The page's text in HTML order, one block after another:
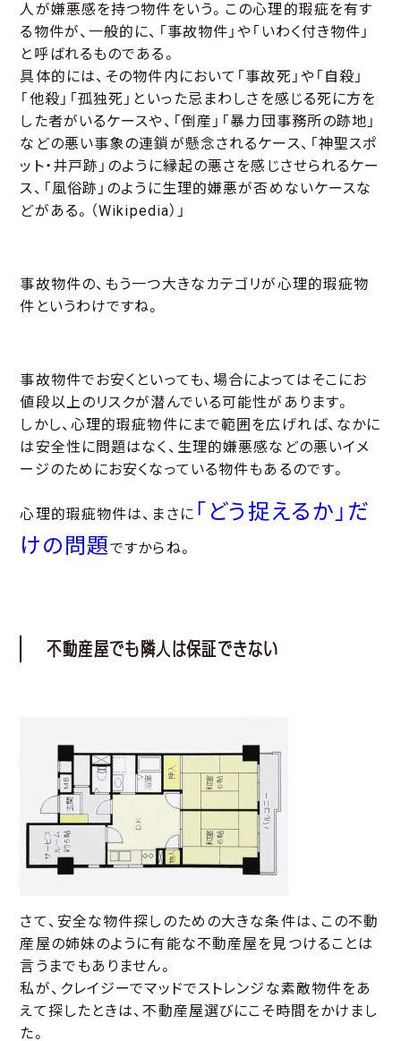
人が嫌悪感を持つ物件をいう。この心理的瑕疵を有す
る物件が、一般的に、「事故物件」や「いわく付き物件」
と呼ばれるものである。
具体的には、その物件内において「事故死」や「自殺」
「他殺」「孤独死」といった忌まわしさを感じる死に方を
した者がいるケースや、「倒産」「暴力団事務所の跡地」
などの悪い事象の連鎖が懸念されるケース、「神聖スポ
ット・井戸跡」のように縁起の悪さを感じさせられるケー
ス、「風俗跡」のように生理的嫌悪が否めないケースな
どがある。（Wikipedia）」
事故物件の、もう一つ大きなカテゴリが心理的瑕疵物
件というわけですね。
事故物件でお安くといっても、場合によってはそこにお
値段以上のリスクが潜んでいる可能性があります。
しかし、心理的瑕疵物件にまで範囲を広げれば、なかに
は安全性に問題はなく、生理的嫌悪感などの悪いイメ
ージのためにお安くなっている物件もあるのです。
心理的瑕疵物件は、まさに 「どう捉えるか」だ
けの問題ですからね。
不動産屋でも隣人は保証できない
さて、安全な物件探しのための大きな条件は、この不動
産屋の姉妹のように有能な不動産屋を見つけることは
言うまでもありません。
私が、クレイジーでマッドでストレンジな素敵物件をあ
えて探したときは、不動産屋選びにこそ時間をかけまし
た。